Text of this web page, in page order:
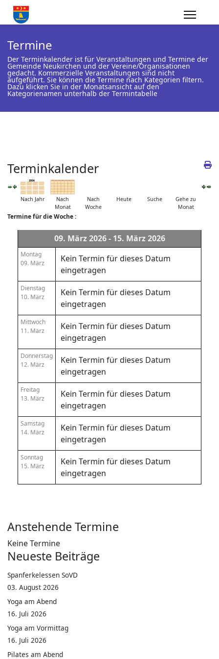
Termine
Der Terminkalender ist für Veranstaltungen und Termine der
Gemeinde Neukirchen und der Vereine/Organisationen
gedacht. Kommerzielle Veranstaltungen sind nicht
aufgeführt. Sie können die Termine nach Kategorien filtern.
Dazu klicken Sie in der Monatsansicht auf den
Kategorienamen unterhalb der Termintabelle
Terminkalender
Nach Jahr
Nach
Monat
Nach
Woche
Heute Suche
Gehe zu
Monat
Termine für die Woche :
09. März 2026 - 15. März 2026
Montag
09. März
Kein Termin für dieses Datum
eingetragen
Dienstag
10. März
Kein Termin für dieses Datum
eingetragen
Mittwoch
11. März
Kein Termin für dieses Datum
eingetragen
Donnerstag
12. März
Kein Termin für dieses Datum
eingetragen
Freitag
13. März
Kein Termin für dieses Datum
eingetragen
Samstag
14. März
Kein Termin für dieses Datum
eingetragen
Sonntag
15. März
Kein Termin für dieses Datum
eingetragen
Anstehende Termine
Keine Termine
Neueste Beiträge
Spanferkelessen SoVD
03. August 2026
Yoga am Abend
16. Juli 2026
Yoga am Vormittag
16. Juli 2026
Pilates am Abend